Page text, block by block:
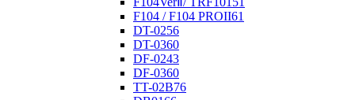
F104 / F104 PROII61
DT-0256
DT-0360
DF-0243
DF-0360
TT-02B76